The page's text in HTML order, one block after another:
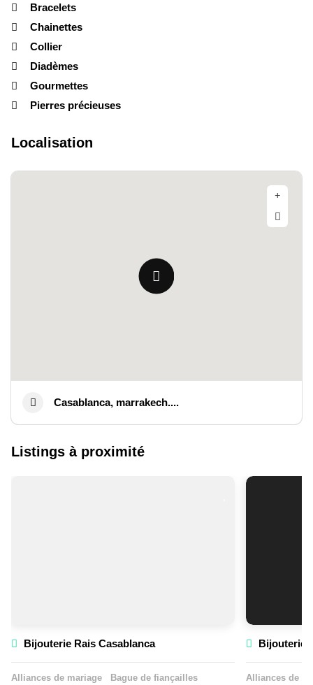
Bracelets
Chainettes
Collier
Diadèmes
Gourmettes
Pierres précieuses
Localisation
Casablanca, marrakech....
Listings à proximité
Bijouterie Rais Casablanca
Alliances de mariage Bague de fiançailles
Bijouterie
Alliances de